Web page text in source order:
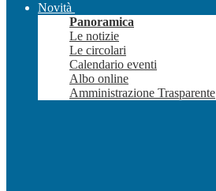
Novità
Panoramica
Le notizie
Le circolari
Calendario eventi
Albo online
Amministrazione Trasparente